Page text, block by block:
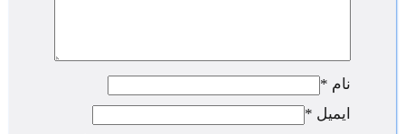
نام *
ایمیل *